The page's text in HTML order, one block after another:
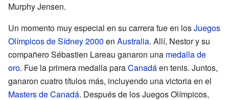
Murphy Jensen.
Un momento muy especial en su carrera fue en losJuegos
Olímpicos de Sídney 2000 en Australia. Allí, Nestor y su
compañero Sébastien Lareau ganaron una medalla de
oro. Fue la primera medalla paraCanadáen tenis. Juntos,
ganaron cuatro títulos más, incluyendo una victoria en el
Masters de Canadá. Después de los Juegos Olímpicos,